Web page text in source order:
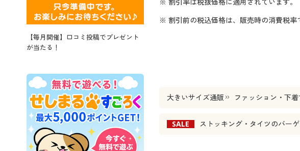
※ 割引前の税込価格は、販売時の消費税率
大きいサイズ通販 ファッション・下着
SALE ストッキング・タイツのバー
【毎月開催】口コミ投稿でプレゼント
が当たる！